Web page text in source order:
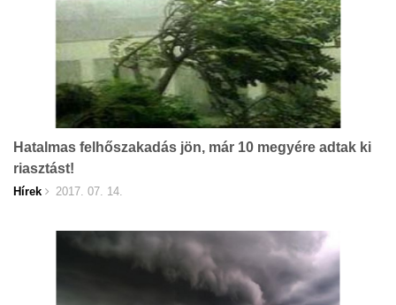
Hatalmas felhőszakadás jön, már 10 megyére adtak ki
riasztást!
Hírek 2017. 07. 14.